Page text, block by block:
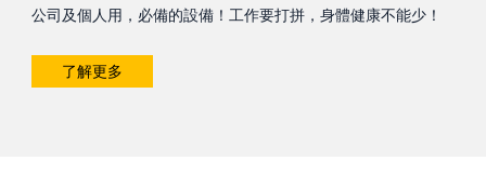
公司及個人用，必備的設備！工作要打拼，身體健康不能少！
了解更多